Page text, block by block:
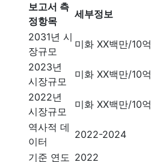
보고서 측
정항목
세부정보
2031년 시
장규모
미화 XX백만/10억
2023년
시장규모
미화 XX백만/10억
2022년
시장규모
미화 XX백만/10억
역사적 데
이터
2022-2024
기준 연도 2022